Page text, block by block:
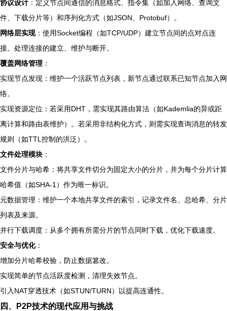
协议设计 ：定义节点间通信的消息格式、指令集（如加入网络、查询文
件、下载分片等）和序列化方式（如JSON、Protobuf）。
网络层实现：使用Socket编程（如TCP/UDP）建立节点间的点对点连
接。处理连接的建立、维护与断开。
覆盖网络管理 ：
实现节点发现：维护一个活跃节点列表，新节点通过联系已知节点加入网
络。
实现资源定位：若采用DHT，需实现其路由算法（如Kademlia的异或距
离计算和路由表维护）。若采用非结构化方式，则需实现查询消息的转发
规则（如TTL控制的洪泛）。
文件处理模块 ：
文件分片与哈希：将共享文件切分为固定大小的分片，并为每个分片计算
哈希值（如SHA-1）作为唯一标识。
元数据管理：维护一个本地共享文件的索引，记录文件名、总哈希、分片
列表及来源。
并行下载调度：从多个拥有所需分片的节点同时下载，优化下载速度。
安全与优化：
增加分片哈希校验，防止数据篡改。
实现简单的节点活跃度检测，清理失效节点。
引入NAT穿透技术（如STUN/TURN）以提高连通性。
四、P2P技术的现代应用与挑战